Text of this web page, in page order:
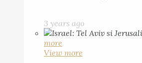
3 years ago
more
View more